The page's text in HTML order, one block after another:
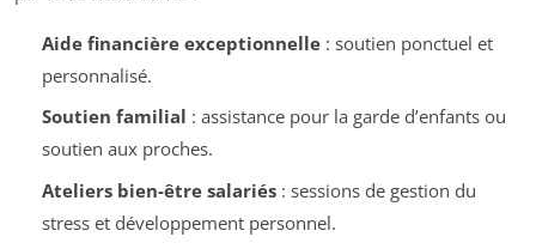
Aide financière exceptionnelle: soutien ponctuel et
personnalisé.
Soutien familial : assistance pour la garde d’enfants ou
soutien aux proches.
Ateliers bien-être salariés: sessions de gestion du
stress et développement personnel.